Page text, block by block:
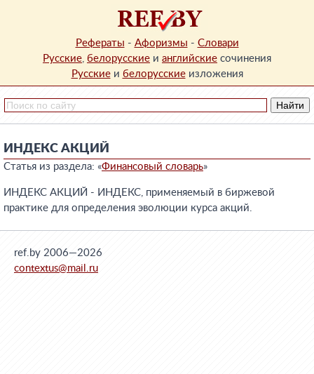
Рефераты - Афоризмы - Словари
Русские, белорусские и английские сочинения
Русскиеи белорусскиеизложения
ИНДЕКС АКЦИЙ
Статья из раздела: «Финансовый словарь»
ИНДЕКС АКЦИЙ - ИНДЕКС, применяемый в биржевой
практике для определения эволюции курса акций.
ref.by 2006—2026
contextus@mail.ru